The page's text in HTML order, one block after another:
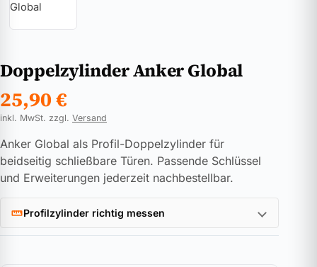
Doppelzylinder Anker Global
25,90€
inkl. MwSt. zzgl. Versand
Anker Global als Profil-Doppelzylinder für
beidseitig schließbare Türen. Passende Schlüssel
und Erweiterungen jederzeit nachbestellbar.
Profilzylinder richtig messen